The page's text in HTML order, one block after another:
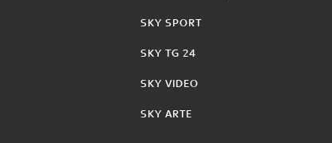
SKY SPORT
SKY TG 24
SKY VIDEO
SKY ARTE